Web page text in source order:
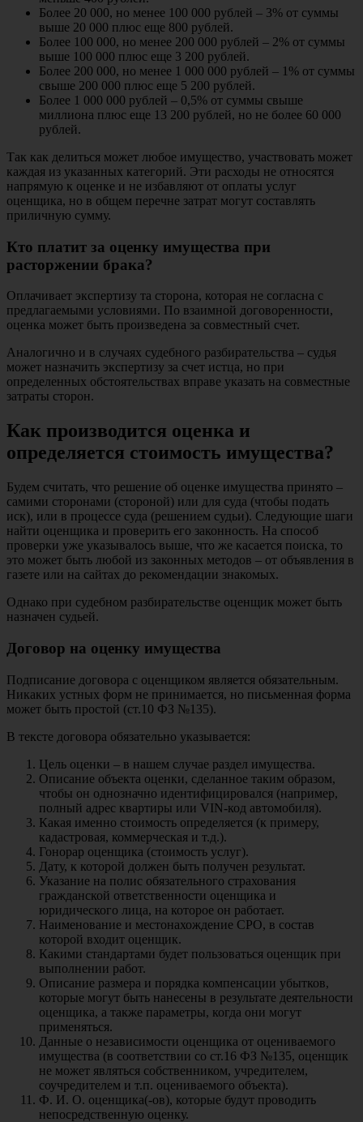
Более 20 000, но менее 100 000 рублей – 3% от суммы
выше 20 000 плюс еще 800 рублей.
Более 100 000, но менее 200 000 рублей – 2% от суммы
выше 100 000 плюс еще 3 200 рублей.
Более 200 000, но менее 1 000 000 рублей – 1% от суммы
свыше 200 000 плюс еще 5 200 рублей.
Более 1 000 000 рублей – 0,5% от суммы свыше
миллиона плюс еще 13 200 рублей, но не более 60 000
рублей.
Так как делиться может любое имущество, участвовать может
каждая из указанных категорий. Эти расходы не относятся
напрямую к оценке и не избавляют от оплаты услуг
оценщика, но в общем перечне затрат могут составлять
приличную сумму.
Кто платит за оценку имущества при
расторжении брака?
Оплачивает экспертизу та сторона, которая не согласна с
предлагаемыми условиями. По взаимной договоренности,
оценка может быть произведена за совместный счет.
Аналогично и в случаях судебного разбирательства – судья
может назначить экспертизу за счет истца, но при
определенных обстоятельствах вправе указать на совместные
затраты сторон.
Как производится оценка и
определяется стоимость имущества?
Будем считать, что решение об оценке имущества принято –
самими сторонами (стороной) или для суда (чтобы подать
иск), или в процессе суда (решением судьи). Следующие шаги
найти оценщика и проверить его законность. На способ
проверки уже указывалось выше, что же касается поиска, то
это может быть любой из законных методов – от объявления в
газете или на сайтах до рекомендации знакомых.
Однако при судебном разбирательстве оценщик может быть
назначен судьей.
Договор на оценку имущества
Подписание договора с оценщиком является обязательным.
Никаких устных форм не принимается, но письменная форма
может быть простой (ст.10 ФЗ №135).
В тексте договора обязательно указывается:
Цель оценки – в нашем случае раздел имущества.
Описание объекта оценки, сделанное таким образом,
чтобы он однозначно идентифицировался (например,
полный адрес квартиры или VIN-код автомобиля).
Какая именно стоимость определяется (к примеру,
кадастровая, коммерческая и т.д.).
Гонорар оценщика (стоимость услуг).
Дату, к которой должен быть получен результат.
Указание на полис обязательного страхования
гражданской ответственности оценщика и
юридического лица, на которое он работает.
Наименование и местонахождение СРО, в состав
которой входит оценщик.
Какими стандартами будет пользоваться оценщик при
выполнении работ.
Описание размера и порядка компенсации убытков,
которые могут быть нанесены в результате деятельности
оценщика, а также параметры, когда они могут
применяться.
Данные о независимости оценщика от оцениваемого
имущества (в соответствии со ст.16 ФЗ №135, оценщик
не может являться собственником, учредителем,
соучредителем и т.п. оцениваемого объекта).
Ф. И. О. оценщика(-ов), которые будут проводить
непосредственную оценку.